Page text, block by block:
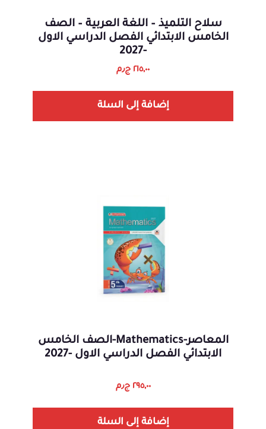
سلاح التلميذ – اللغة العربية – الصف
الخامس الابتدائي الفصل الدراسي الاول
-2027
٢١٥,٠٠ ج٫م
إضافة إلى السلة
المعاصر-Mathematics-الصف الخامس
الابتدائي الفصل الدراسي الاول -2027
٢٩٥,٠٠ ج٫م
إضافة إلى السلة